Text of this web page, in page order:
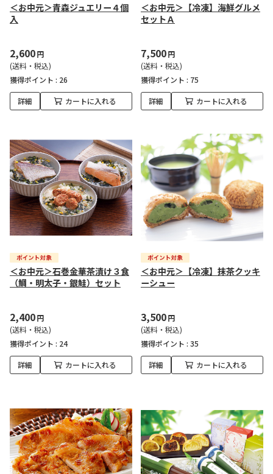
＜お中元＞青森ジュエリー４個
入
2,600円
(送料・税込)
獲得ポイント : 26
詳細 カートに入れる
＜お中元＞【冷凍】海鮮グルメ
セットＡ
7,500円
(送料・税込)
獲得ポイント : 75
詳細 カートに入れる
＜お中元＞石巻金華茶漬け３食
（鯛・明太子・銀鮭）セット
2,400円
(送料・税込)
獲得ポイント : 24
詳細 カートに入れる
＜お中元＞【冷凍】抹茶クッキ
ーシュー
3,500円
(送料・税込)
獲得ポイント : 35
詳細 カートに入れる